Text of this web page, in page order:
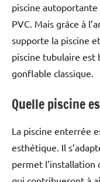
piscine autoportante
PVC. Mais grâce à
supporte la piscine
piscine tubulaire est
gonflable classique.
Quelle piscine
La piscine enterrée
esthétique. Il
permet